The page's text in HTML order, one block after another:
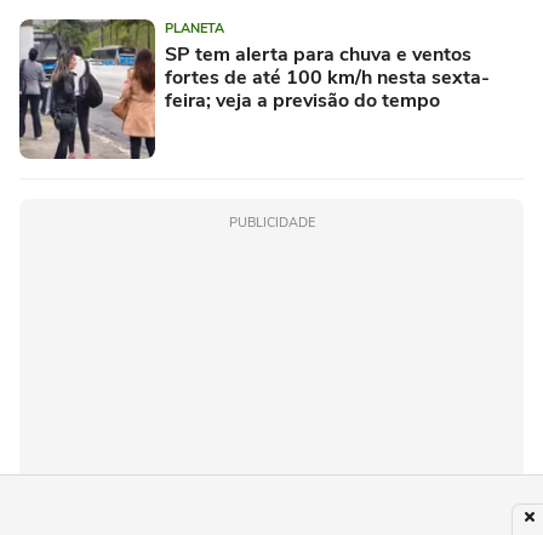
PLANETA
SP tem alerta para chuva e ventos
fortes de até 100 km/h nesta sexta-
feira; veja a previsão do tempo
PUBLICIDADE